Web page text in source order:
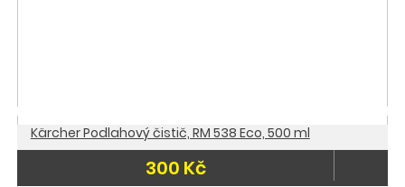
Kärcher Podlahový čistič, RM 538 Eco, 500 ml
300 Kč